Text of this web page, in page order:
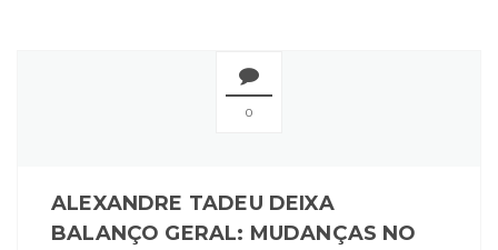
0
ALEXANDRE TADEU DEIXA
BALANÇO GERAL: MUDANÇAS NO